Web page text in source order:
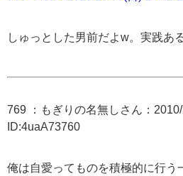
しゅっとした男前だよw。実践あ
769 ：もぎりの名無しさん：
ID:4uaA73760
俺は自愛ってものを積極的に行う